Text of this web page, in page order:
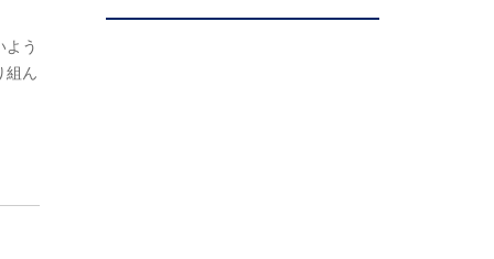
う
組ん